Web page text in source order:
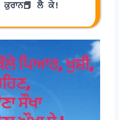
ਕੁਰਾਨ📕 ਲੈ ਕੇ!